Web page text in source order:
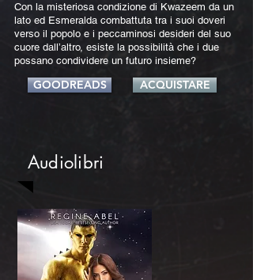
Con la misteriosa condizione di Kwazeem da un
lato ed Esmeralda combattuta tra i suoi doveri
verso il popolo e i peccaminosi desideri del suo
cuore dall’altro, esiste la possibilità che i due
possano condividere un futuro insieme?
GOODREADS ACQUISTARE
Audiolibri